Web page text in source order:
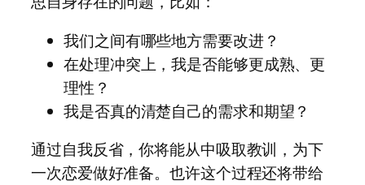
我们之间有哪些地方需要改进？
在处理冲突上，我是否能够更成熟、更
理性？
我是否真的清楚自己的需求和期望？
通过自我反省，你将能从中吸取教训，为下
一次恋爱做好准备。也许这个过程还将带给